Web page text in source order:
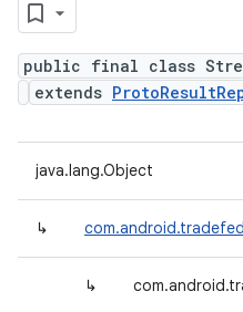
public final class
extends
java.lang.Object
↳
↳